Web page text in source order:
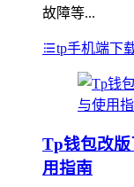
故障等...
tp手机端下
Tp钱包改版
用指南